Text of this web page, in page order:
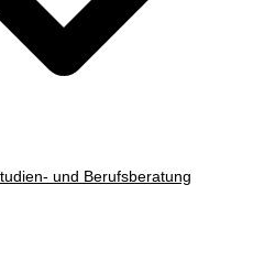
und Berufsberatung